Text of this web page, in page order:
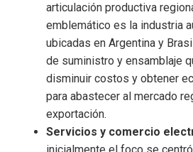
articulación productiva
emblemático es la industria
ubicadas en Argentina y
de suministro y ensamblaje
disminuir costos y obtener
para abastecer al mercado
exportación.
Servicios y comercio